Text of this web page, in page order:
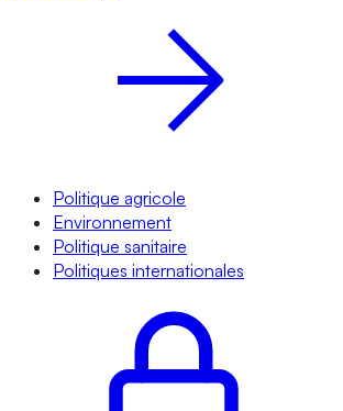
Politique agricole
Environnement
Politique sanitaire
Politiques internationales